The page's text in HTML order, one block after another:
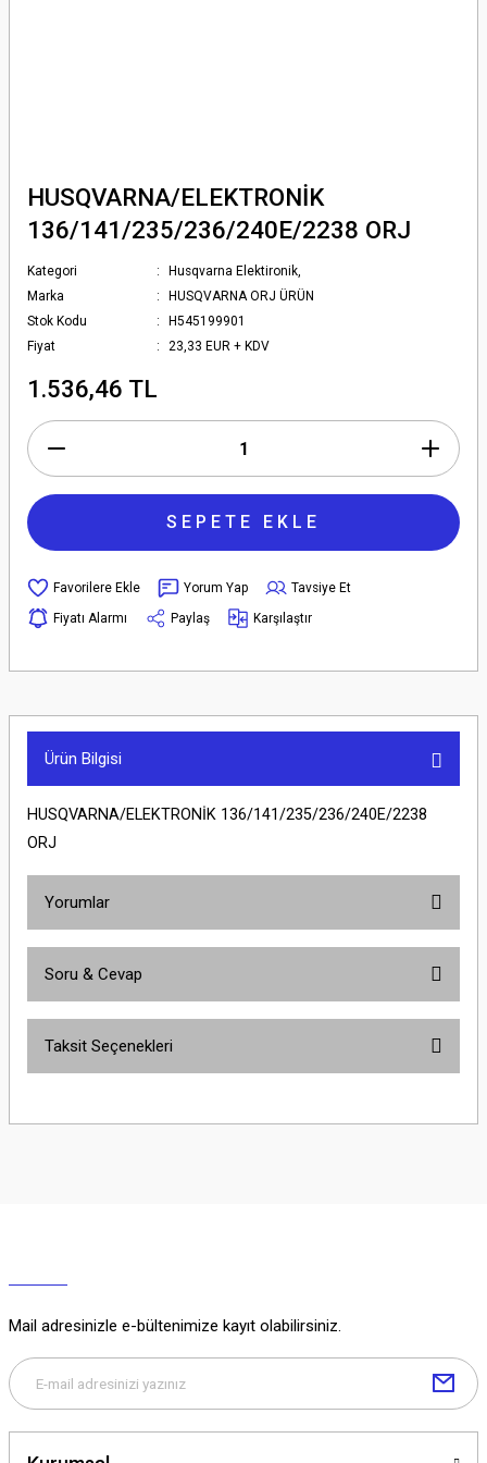
HUSQVARNA/ELEKTRONİK
136/141/235/236/240E/2238 ORJ
Kategori
Husqvarna Elektironik,
Marka
HUSQVARNA ORJ ÜRÜN
Stok Kodu
H545199901
Fiyat
23,33 EUR + KDV
1.536,46 TL
SEPETE EKLE
Yorum Yap
Tavsiye Et
Fiyatı Alarmı
Paylaş Karşılaştır
Ürün Bilgisi
HUSQVARNA/ELEKTRONİK 136/141/235/236/240E/2238
ORJ
Yorumlar
Soru & Cevap
Soru Sor
Taksit Seçenekleri
Mail adresinizle e-bültenimize kayıt olabilirsiniz.